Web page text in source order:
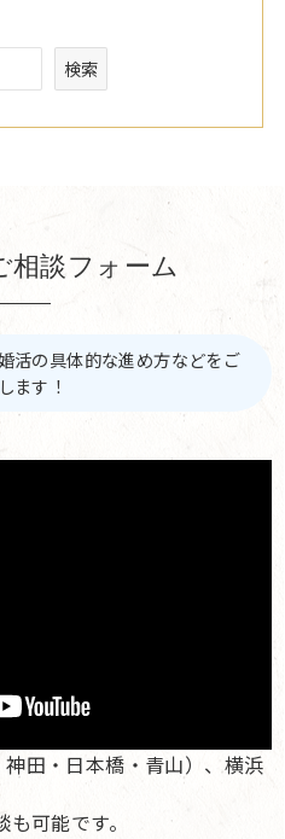
検索
相談フォーム
活の具体的な進め方などをご
ます！
田・日本橋・青山）、横浜
可能です。